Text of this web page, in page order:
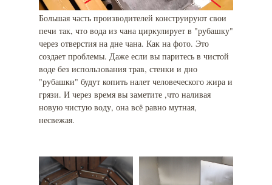
Большая часть производителей конструируют свои
печи так, что вода из чана циркулирует в "рубашку"
через отверстия на дне чана. Как на фото. Это
создает проблемы. Даже если вы паритесь в чистой
воде без использования трав, стенки и дно
"рубашки" будут копить налет человеческого жира и
грязи. И через время вы заметите ,что наливая
новую чистую воду, она всё равно мутная,
несвежая.